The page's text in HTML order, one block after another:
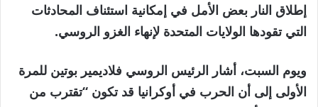
إطلاق النار بعض الأمل في إمكانية استئناف المحادثات
التي تقودها الولايات المتحدة لإنهاء الغزو الروسي.
ويوم السبت، أشار الرئيس الروسي فلاديمير بوتين للمرة
الأولى إلى أن الحرب في أوكرانيا قد تكون “تقترب من